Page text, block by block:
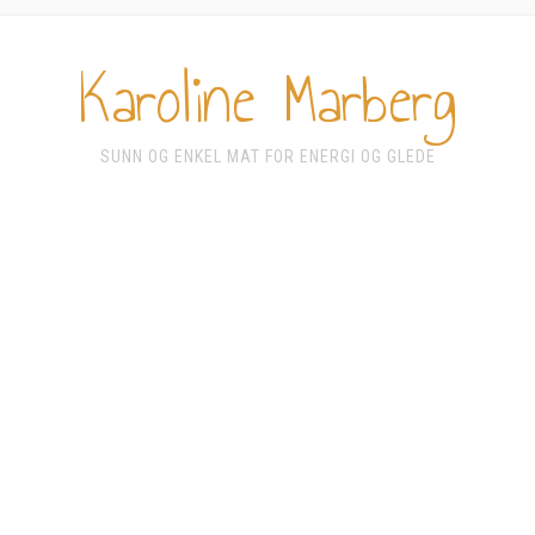
Karoline Marberg
SUNN OG ENKEL MAT FOR ENERGI OG GLEDE